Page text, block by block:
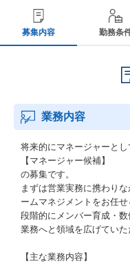
募集内容 勤務条
業務内容
将来的にマネージャーと
【マネージャー候補】
の募集です。
まずは営業実務に携わり
ームマネジメントをお任せ
段階的にメンバー育成・
業務へと領域を広げていた
【主な業務内容】